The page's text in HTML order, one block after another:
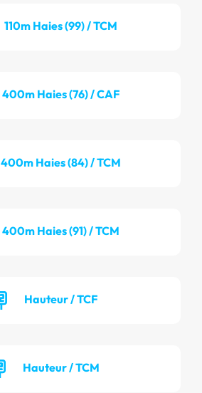
110m Haies (99) / TCM
400m Haies (76) / CAF
400m Haies (84) / TCM
400m Haies (91) / TCM
Hauteur / TCF
Hauteur / TCM